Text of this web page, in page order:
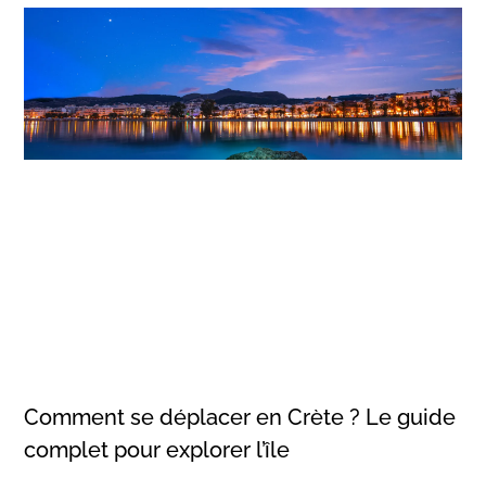
Comment se déplacer en Crète ? Le guide
complet pour explorer l’île